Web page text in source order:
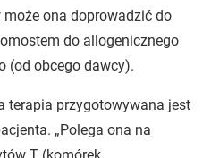
może ona doprowadzić do
do allogenicznego
(od obcego dawcy).
terapia przygotowywana jest
„Polega ona na
T (komórek